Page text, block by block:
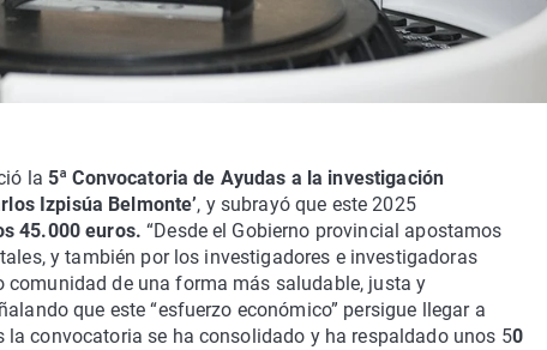
la 5ª Convocatoria de Ayudas a la investigación
Izpisúa Belmonte’, y subrayó que este 2025
45.000 euros. “Desde el Gobierno provincial apostamos
y también por los investigadores e investigadoras
comunidad de una forma más saludable, justa y
que este “esfuerzo económico” persigue llegar a
convocatoria se ha consolidado y ha respaldado unos 50